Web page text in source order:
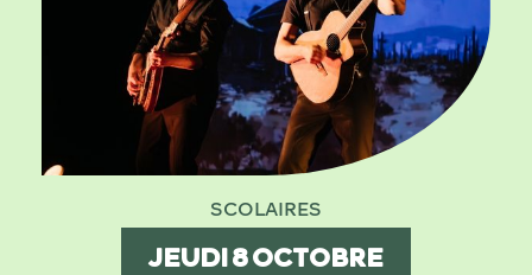
SCOLAIRES
JEUDI 8OCTOBRE